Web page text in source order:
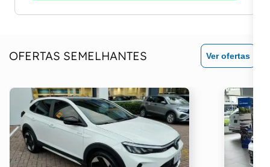
OFERTAS SEMELHANTES Ver ofertas